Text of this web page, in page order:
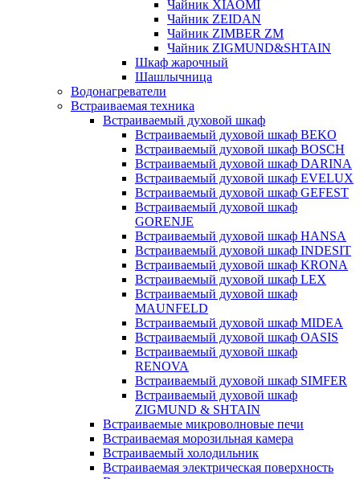
Чайник XIAOMI
Чайник ZEIDAN
Чайник ZIMBER ZM
Чайник ZIGMUND&SHTAIN
Шкаф жарочный
Шашлычница
Водонагреватели
Встраиваемая техника
Встраиваемый духовой шкаф
Встраиваемый духовой шкаф BEKO
Встраиваемый духовой шкаф BOSCH
Встраиваемый духовой шкаф DARINA
Встраиваемый духовой шкаф EVELUX
Встраиваемый духовой шкаф GEFEST
Встраиваемый духовой шкаф
GORENJE
Встраиваемый духовой шкаф HANSA
Встраиваемый духовой шкаф INDESIT
Встраиваемый духовой шкаф KRONA
Встраиваемый духовой шкаф LEX
Встраиваемый духовой шкаф
MAUNFELD
Встраиваемый духовой шкаф MIDEA
Встраиваемый духовой шкаф OASIS
Встраиваемый духовой шкаф
RENOVA
Встраиваемый духовой шкаф SIMFER
Встраиваемый духовой шкаф
ZIGMUND & SHTAIN
Встраиваемые микроволновые печи
Встраиваемая морозильная камера
Встраиваемый холодильник
Встраиваемая электрическая поверхность